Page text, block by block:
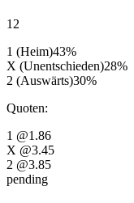
12
1 (Heim)43%
X (Unentschieden)28%
2 (Auswärts)30%
Quoten:
1 @1.86
X @3.45
2 @3.85
pending